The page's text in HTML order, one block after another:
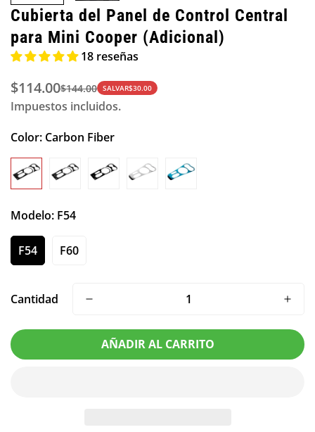
Cubierta del Panel de Control Central
para Mini Cooper (Adicional)
18 reseñas
Precio
de
$114.00
Precio
regular
$144.00 SALVAR$30.00
Impuestos incluidos.
Color: Carbon Fiber
Modelo: F54
F54 F60
Cantidad
AÑADIR AL CARRITO